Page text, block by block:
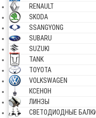
RENAULT
SKODA
SSANGYONG
SUBARU
SUZUKI
TANK
TOYOTA
VOLKSWAGEN
КСЕНОН
ЛИНЗЫ
СВЕТОДИОДНЫЕ БАЛКИ